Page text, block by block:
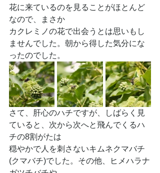
花に来ているのを見ることがほとんど
なので、まさか
カクレミノの花で出会うとは思いもし
ませんでした。朝から得した気分にな
ったのでした。
さて、肝心のハチですが、しばらく見
ていると、次から次へと飛んでくるハ
チの8割がたは
穏やかで人を刺さないキムネクマバチ
(クマバチ)でした。その他、ヒメハラナ